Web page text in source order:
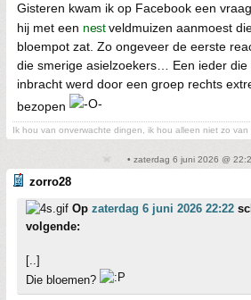
Gisteren kwam ik op Facebook een
hij met een nestveldmuizen aanmoest
bloempot zat. Zo ongeveer de eerste
die smerige asielzoekers… Een ieder die
inbracht werd door een groep rechts
bezopen
Ik hou van onverwachte dingen, ik hou alleen niet zo van
• zaterdag 6 juni 2026 @
zorro28
Op zaterdag 6 juni 2026 22:22
volgende:
[..]
Die bloemen?